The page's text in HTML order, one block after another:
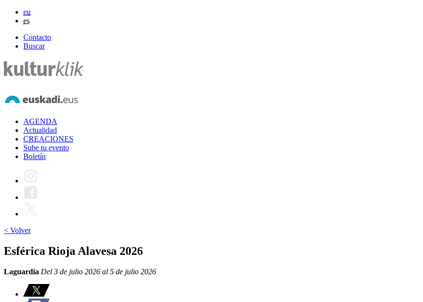
eu
es
Contacto
Buscar
AGENDA
Actualidad
CREACIONES
Sube tu evento
Boletín
< Volver
Esférica Rioja Alavesa 2026
Laguardia Del 3 de julio 2026 al 5 de julio 2026